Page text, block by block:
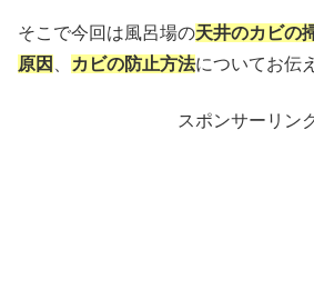
そこで今回は風呂場の天井のカビの
原因
カビの防止方法についてお伝
スポンサーリン